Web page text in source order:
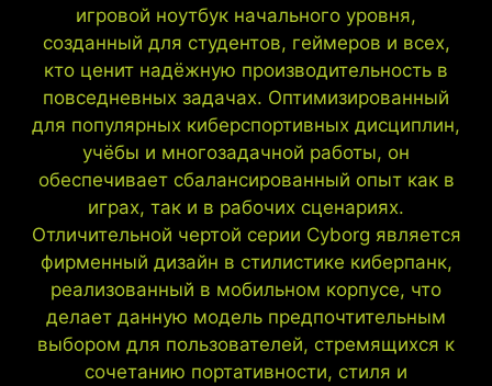
игровой ноутбук начального уровня,
созданный для студентов, геймеров и всех,
кто ценит надёжную производительность в
повседневных задачах. Оптимизированный
для популярных киберспортивных дисциплин,
учёбы и многозадачной работы, он
обеспечивает сбалансированный опыт как в
играх, так и в рабочих сценариях.
Отличительной чертой серии Cyborg является
фирменный дизайн в стилистике киберпанк,
реализованный в мобильном корпусе, что
делает данную модель предпочтительным
выбором для пользователей, стремящихся к
сочетанию портативности, стиля и